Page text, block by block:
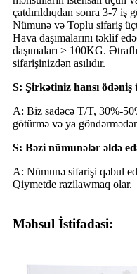
çatdırıldıqdan sonra 3-7 iş
Nümunə və Toplu sifariş
Hava daşımalarını təklif
daşımaları > 100KG.
sifarişinizdən asılıdır.
S: Şirkətiniz hansı ödəniş
A: Biz sadəcə T/T, 30%-
götürmə və ya
S: Bəzi nümunələr əldə
A: Nümunə sifarişi qəbul
Qiymetde razilawmaq olar.
Məhsul İstifadəsi: